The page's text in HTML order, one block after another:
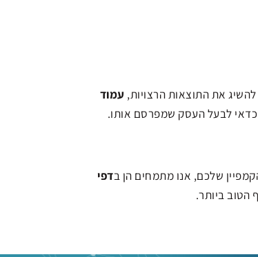
את התוצאות הרצויות, עמוד
כדאי לבעל העסק שמפרסם אותו.
שלכם, אנו מתמחים הן בדפי
הטוב ביותר.